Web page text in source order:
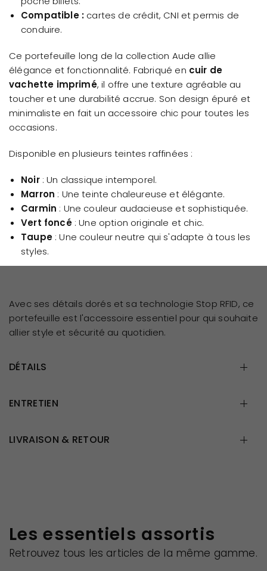
Compatible : cartes de crédit, CNI et permis de
conduire.
Ce portefeuille long de la collection Aude allie
élégance et fonctionnalité. Fabriqué en cuir de
vachette imprimé, il offre une texture agréable au
toucher et une durabilité accrue. Son design épuré et
minimaliste en fait un accessoire chic pour toutes les
occasions.
Disponible en plusieurs teintes raffinées :
Noir: Un classique intemporel.
Marron : Une teinte chaleureuse et élégante.
Carmin : Une couleur audacieuse et sophistiquée.
Vert foncé: Une option originale et chic.
Taupe: Une couleur neutre qui s'adapte à tous les
styles.
Avec ses détails dorés et sa technologie Stop RFID, ce
portefeuille est l'accessoire essentiel pour qui souhaite
allier style et sécurité au quotidien.
DÉTAILS
ENTRETIEN
LIVRAISON & RETOUR
Les essentiels assortis
Retrouvez tous les articles de la même gamme.